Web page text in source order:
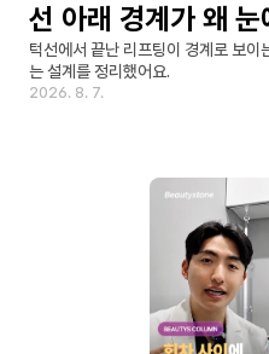
선 아래 경계가 왜
턱선에서 끝난 리프팅이 경계로 보이
는 설계를 정리했어요.
2026. 8. 7.